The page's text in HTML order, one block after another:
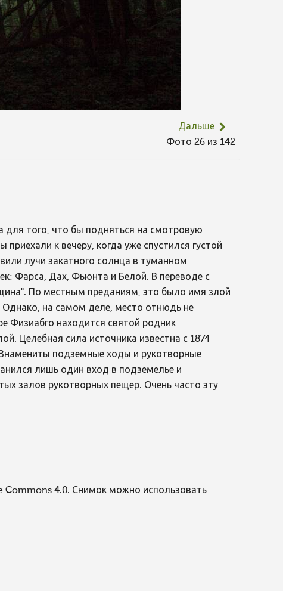
Дальше
Фото 26 из 142
для того, что бы подняться на смотровую
к вечеру, когда уже спустился густой
лучи закатного солнца в туманном
Фарса, Дах, Фьюнта и Белой. В переводе с
По местным преданиям, это было имя злой
Однако, на самом деле, место отнюдь не
Физиабго находится святой родник
Целебная сила источника известна с 1874
Знамениты подземные ходы и рукотворные
лишь один вход в подземелье и
залов рукотворных пещер. Очень часто эту
Commons 4.0. Снимок можно использовать